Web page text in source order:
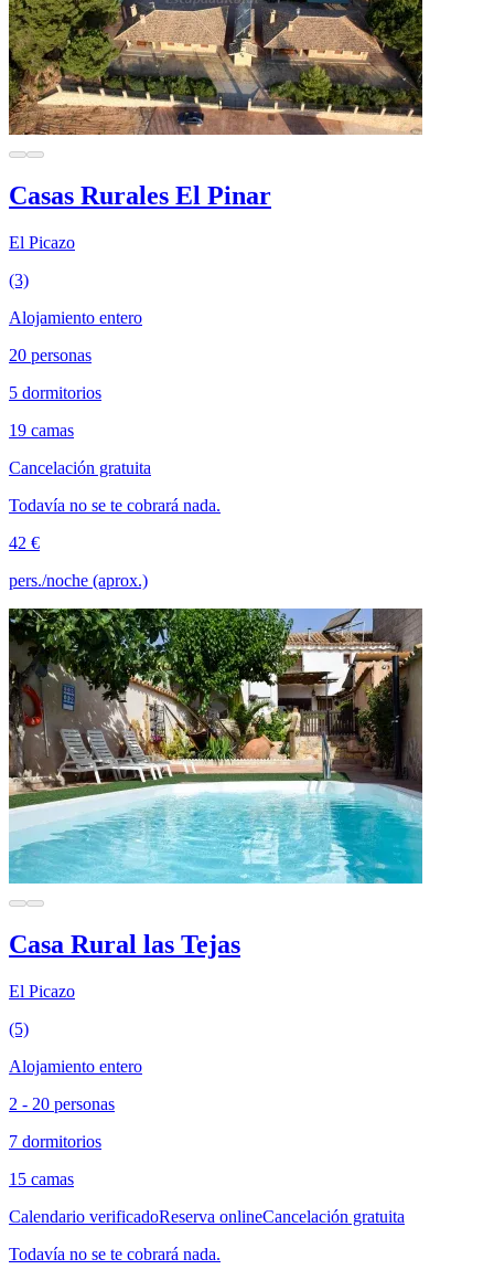
Casas Rurales El Pinar
El Picazo
(3)
Alojamiento entero
20 personas
5 dormitorios
19 camas
Cancelación gratuita
Todavía no se te cobrará nada.
42 €
pers./noche (aprox.)
Casa Rural las Tejas
El Picazo
(5)
Alojamiento entero
2 - 20 personas
7 dormitorios
15 camas
Calendario verificadoReserva onlineCancelación gratuita
Todavía no se te cobrará nada.